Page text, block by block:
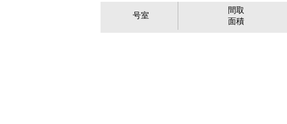
号室
間取
面積